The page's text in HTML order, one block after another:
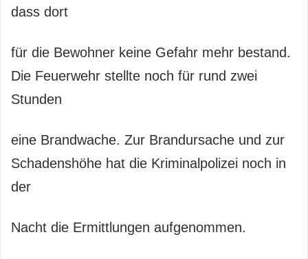
dass dort
für die Bewohner keine Gefahr mehr bestand.
Die Feuerwehr stellte noch für rund zwei
Stunden
eine Brandwache. Zur Brandursache und zur
Schadenshöhe hat die Kriminalpolizei noch in
der
Nacht die Ermittlungen aufgenommen.